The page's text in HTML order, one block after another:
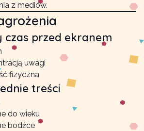
z mediów.
czas przed ekranem
uwagi
fizyczna
treści
do wieku
bodźce